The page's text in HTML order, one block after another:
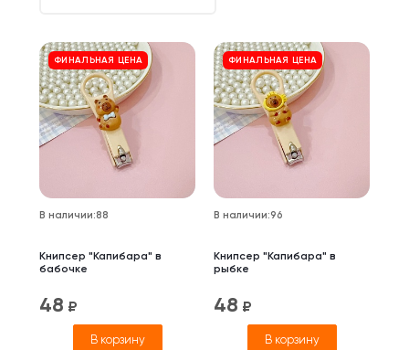
ФИНАЛЬНАЯ ЦЕНА
В наличии:88
Книпсер "Капибара" в
бабочке
48 ₽
В корзину
ФИНАЛЬНАЯ ЦЕНА
В наличии:96
Книпсер "Капибара" в
рыбке
48 ₽
В корзину